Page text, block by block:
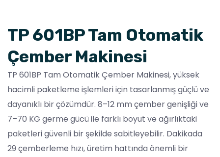
TP 601BP Tam Otomatik
Çember Makinesi
TP 601BP Tam Otomatik Çember Makinesi, yüksek
hacimli paketleme işlemleri için tasarlanmış güçlü ve
dayanıklı bir çözümdür. 8–12 mm çember genişliği ve
7–70 KG germe gücü ile farklı boyut ve ağırlıktaki
paketleri güvenli bir şekilde sabitleyebilir. Dakikada
29 çemberleme hızı, üretim hattında önemli bir